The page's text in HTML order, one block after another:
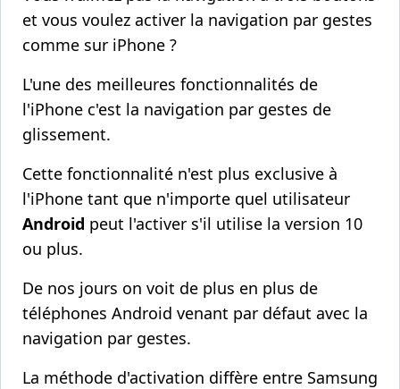
et vous voulez activer la navigation par gestes
comme sur iPhone ?
L'une des meilleures fonctionnalités de
l'iPhone c'est la navigation par gestes de
glissement.
Cette fonctionnalité n'est plus exclusive à
l'iPhone tant que n'importe quel utilisateur
Android peut l'activer s'il utilise la version 10
ou plus.
De nos jours on voit de plus en plus de
téléphones Android venant par défaut avec la
navigation par gestes.
La méthode d'activation diffère entre Samsung